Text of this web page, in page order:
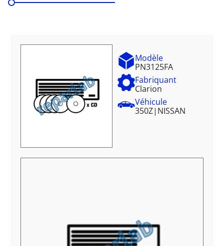
Modèle
PN3125FA
Fabriquant
Clarion
Véhicule
350Z| NISSAN